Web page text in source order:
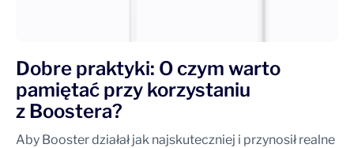
Dobre praktyki: O czym warto
pamiętać przy korzystaniu
z Boostera?
Aby Booster działał jak najskuteczniej i przynosił realne